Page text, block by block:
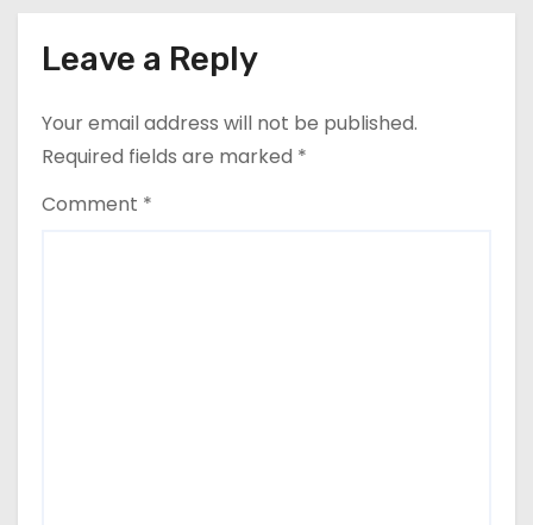
Required fields are marked*
Comment*